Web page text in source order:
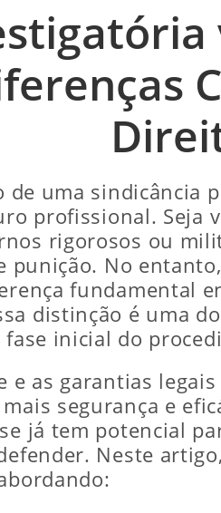
uma sindicância
profissional. Seja
rigorosos ou
punição. No
fundamental
distinção é uma
inicial do
e as garantias
segurança e
já tem potencial
Neste